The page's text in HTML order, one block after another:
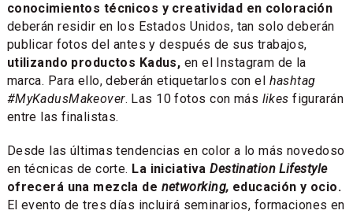
conocimientos técnicos y creatividad en coloración
deberán residir en los Estados Unidos, tan solo deberán
publicar fotos del antes y después de sus trabajos,
utilizando productos Kadus, en el Instagram de la
marca. Para ello, deberán etiquetarlos con el hashtag
#MyKadusMakeover. Las 10 fotos con más likes figurarán
entre las finalistas.
Desde las últimas tendencias en color a lo más novedoso
en técnicas de corte. La iniciativaDestination Lifestyle
ofrecerá una mezcla de networking, educación y ocio.
El evento de tres días incluirá seminarios, formaciones en